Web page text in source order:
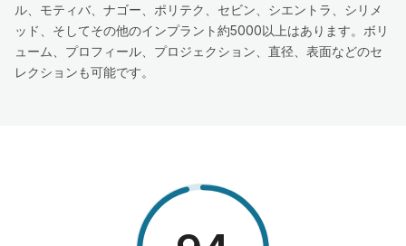
ル、モティバ、ナゴー、ポリテク、セビン、シエントラ、シリメ
ッド、そしてその他のインプラント約5000以上はあります。ボリ
ューム、プロフィール、プロジェクション、直径、表面などのセ
レクションも可能です。